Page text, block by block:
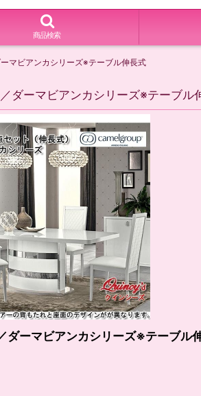
商品検索
マビアンカシリーズ※テーブル伸長式
ダーマビアンカシリーズ※テーブル
ダーマビアンカシリーズ※テーブル